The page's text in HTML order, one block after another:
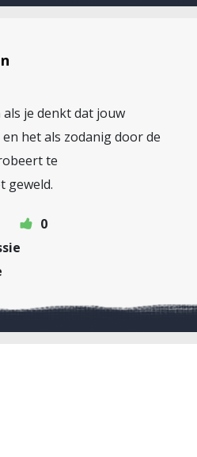
je denkt dat jouw
het als zodanig door de
te
geweld.
0